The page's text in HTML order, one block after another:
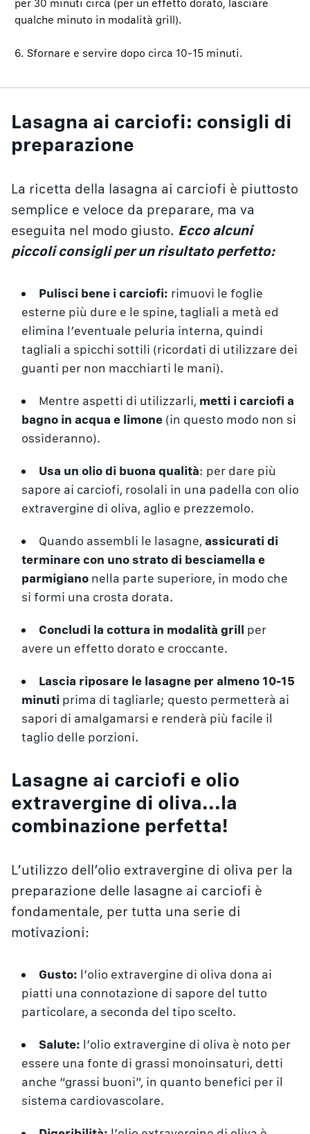
per 30 minuti circa (per un effetto dorato, lasciare
qualche minuto in modalità grill).
6. Sfornare e servire dopo circa 10-15 minuti.
Lasagna ai carciofi: consigli di
preparazione
La ricetta della lasagna ai carciofi è piuttosto
semplice e veloce da preparare, ma va
eseguita nel modo giusto. Ecco alcuni
piccoli consigli per un risultato perfetto:
Pulisci bene i carciofi: rimuovi le foglie
esterne più dure e le spine, tagliali a metà ed
elimina l’eventuale peluria interna, quindi
tagliali a spicchi sottili (ricordati di utilizzare dei
guanti per non macchiarti le mani).
Mentre aspetti di utilizzarli, metti i carciofi a
bagno in acqua e limone (in questo modo non si
ossideranno).
Usa un olio di buona qualità: per dare più
sapore ai carciofi, rosolali in una padella con olio
extravergine di oliva, aglio e prezzemolo.
Quando assembli le lasagne, assicurati di
terminare con uno strato di besciamella e
parmigiano nella parte superiore, in modo che
si formi una crosta dorata.
Concludi la cottura in modalità grill per
avere un effetto dorato e croccante.
Lascia riposare le lasagne per almeno 10-15
minuti prima di tagliarle; questo permetterà ai
sapori di amalgamarsi e renderà più facile il
taglio delle porzioni.
Lasagne ai carciofi e olio
extravergine di oliva...la
combinazione perfetta!
L’utilizzo dell’olio extravergine di oliva per la
preparazione delle lasagne ai carciofi è
fondamentale, per tutta una serie di
motivazioni:
Gusto: l’olio extravergine di oliva dona ai
piatti una connotazione di sapore del tutto
particolare, a seconda del tipo scelto.
Salute: l’olio extravergine di oliva è noto per
essere una fonte di grassi monoinsaturi, detti
anche “grassi buoni”, in quanto benefici per il
sistema cardiovascolare.